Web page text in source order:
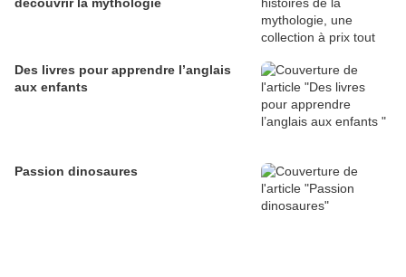
Des livres pour apprendre l’anglais
aux enfants
Passion dinosaures